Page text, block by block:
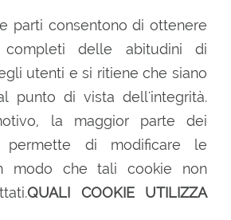
parti consentono di ottenere
delle abitudini di
utenti e si ritiene che siano
punto di vista dell'integrità.
la maggior parte dei
permette di modificare le
modo che tali cookie non
QUALI COOKIE UTILIZZA